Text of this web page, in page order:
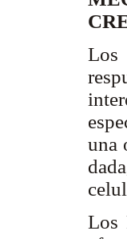
Los
una
Los